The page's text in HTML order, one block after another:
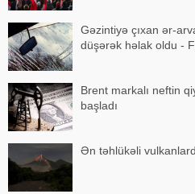
Gəzintiyə çıxan ər-
düşərək həlak oldu -
Brent markalı neftin
başladı
Ən təhlükəli